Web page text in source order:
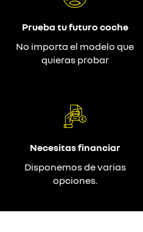
Prueba tu futuro coche
No importa el modelo que
quieras probar
Necesitas financiar
Disponemos de varias
opciones.